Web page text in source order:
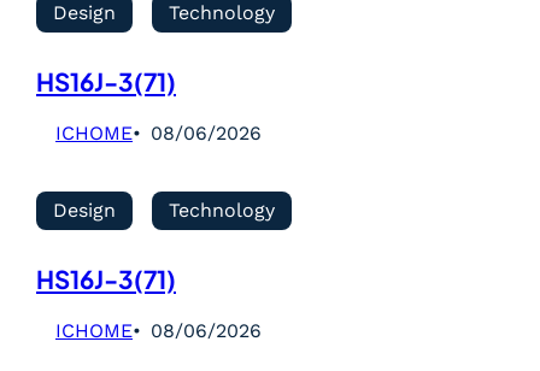
Design Technology
HS16J-3(71)
ICHOME 08/06/2026
Design Technology
HS16J-3(71)
ICHOME 08/06/2026